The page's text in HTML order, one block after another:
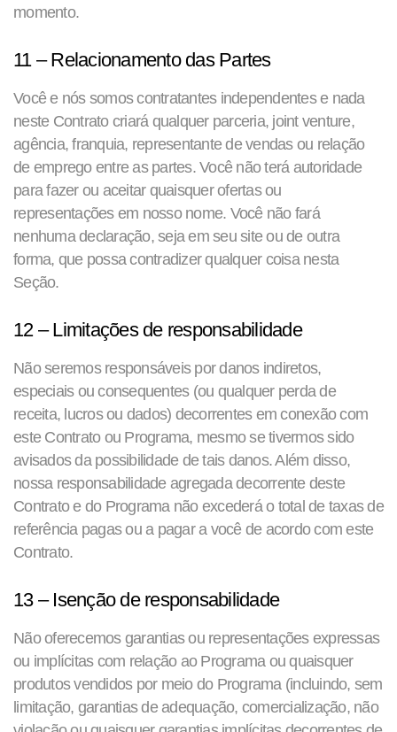
momento.
11 – Relacionamento das Partes
Você e nós somos contratantes independentes e nada
neste Contrato criará qualquer parceria, joint venture,
agência, franquia, representante de vendas ou relação
de emprego entre as partes. Você não terá autoridade
para fazer ou aceitar quaisquer ofertas ou
representações em nosso nome. Você não fará
nenhuma declaração, seja em seu site ou de outra
forma, que possa contradizer qualquer coisa nesta
Seção.
12 – Limitações de responsabilidade
Não seremos responsáveis ​​por danos indiretos,
especiais ou consequentes (ou qualquer perda de
receita, lucros ou dados) decorrentes em conexão com
este Contrato ou Programa, mesmo se tivermos sido
avisados ​​da possibilidade de tais danos. Além disso,
nossa responsabilidade agregada decorrente deste
Contrato e do Programa não excederá o total de taxas de
referência pagas ou a pagar a você de acordo com este
Contrato.
13 – Isenção de responsabilidade
Não oferecemos garantias ou representações expressas
ou implícitas com relação ao Programa ou quaisquer
produtos vendidos por meio do Programa (incluindo, sem
limitação, garantias de adequação, comercialização, não